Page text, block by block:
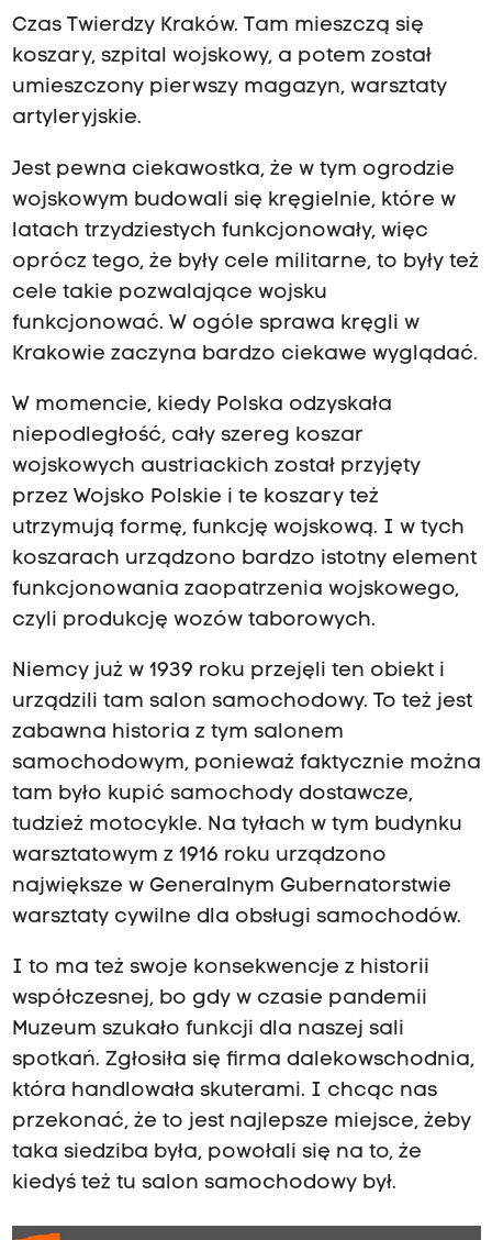
Czas Twierdzy Kraków. Tam mieszczą się
koszary, szpital wojskowy, a potem został
umieszczony pierwszy magazyn, warsztaty
artyleryjskie.
Jest pewna ciekawostka, że w tym ogrodzie
wojskowym budowali się kręgielnie, które w
latach trzydziestych funkcjonowały, więc
oprócz tego, że były cele militarne, to były też
cele takie pozwalające wojsku
funkcjonować. W ogóle sprawa kręgli w
Krakowie zaczyna bardzo ciekawe wyglądać.
W momencie, kiedy Polska odzyskała
niepodległość, cały szereg koszar
wojskowych austriackich został przyjęty
przez Wojsko Polskie i te koszary też
utrzymują formę, funkcję wojskową. I w tych
koszarach urządzono bardzo istotny element
funkcjonowania zaopatrzenia wojskowego,
czyli produkcję wozów taborowych.
Niemcy już w 1939 roku przejęli ten obiekt i
urządzili tam salon samochodowy. To też jest
zabawna historia z tym salonem
samochodowym, ponieważ faktycznie można
tam było kupić samochody dostawcze,
tudzież motocykle. Na tyłach w tym budynku
warsztatowym z 1916 roku urządzono
największe w Generalnym Gubernatorstwie
warsztaty cywilne dla obsługi samochodów.
I to ma też swoje konsekwencje z historii
współczesnej, bo gdy w czasie pandemii
Muzeum szukało funkcji dla naszej sali
spotkań. Zgłosiła się firma dalekowschodnia,
która handlowała skuterami. I chcąc nas
przekonać, że to jest najlepsze miejsce, żeby
taka siedziba była, powołali się na to, że
kiedyś też tu salon samochodowy był.